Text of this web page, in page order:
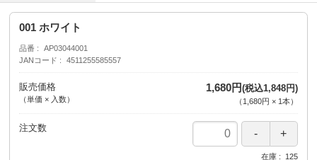
001 ホワイト
品番
AP03044001
JANコード
4511255585557
販売価格
（単価 × 入数）
1,680円(税込1,848円)
（ 1,680円 × 1本）
注文数
在庫 125